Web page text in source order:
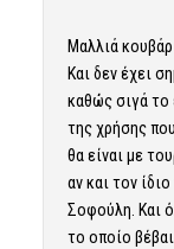
Μαλλιά
Και δεν έχει
καθώς σιγά το
της χρήσης
θα είναι με
αν και τον
Σοφούλη. Και
το οποίο